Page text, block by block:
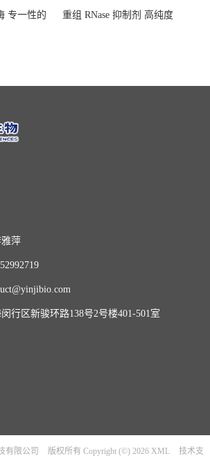
专一性的
重组 RNase 抑制剂 高纯度
萍
行区新骏环路138号2号楼401-501室
有限公司 版权所有 Copyright (©) 2026 XML 技术支